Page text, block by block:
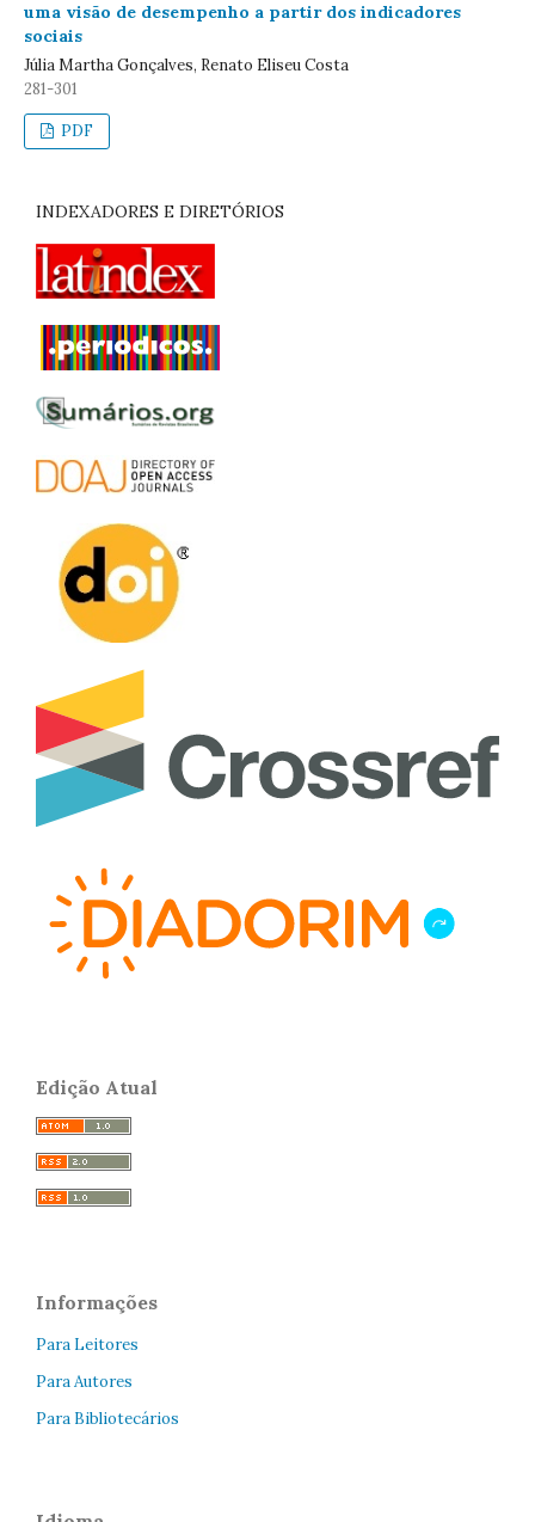
uma visão de desempenho a partir dos indicadores
sociais
Júlia Martha Gonçalves, Renato Eliseu Costa
281-301
PDF
INDEXADORES E DIRETÓRIOS
Edição Atual
Informações
Para Leitores
Para Autores
Para Bibliotecários